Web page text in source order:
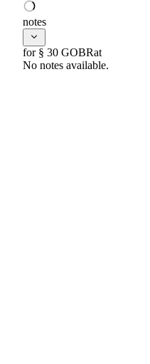
notes
for § 30 GOBRat
No notes available.